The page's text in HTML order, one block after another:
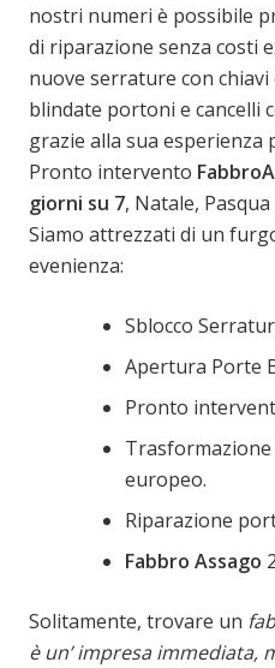
nostri numeri è possibile
di riparazione senza costi
nuove serrature con
blindate portoni e cancelli
grazie alla sua esperienza
Pronto intervento Fabbro
giorni su 7, Natale,
Siamo attrezzati di un
evenienza:
Sblocco
Apertura Porte
Pronto
europeo.
Riparazione
Fabbro Assago
Solitamente, trovare un
è un’ impresa immediata,